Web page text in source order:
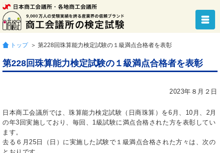
トップ ＞ 第228回珠算能力検定試験の１級満点合格者を表彰
第228回珠算能力検定試験の１級満点合格者を表彰
2023年８月２日
日本商工会議所では、珠算能力検定試験（日商珠算）を6月、10月、2月
の年3回実施しており、毎回、1級試験に満点合格された方を表彰してい
ます。
去る６月25日（日）に実施した試験で１級満点合格された方々は、次の